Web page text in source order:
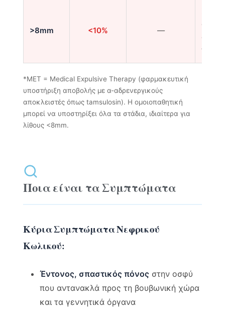
>8mm <10% —
*MET = Medical Expulsive Therapy (φαρμακευτική
υποστήριξη αποβολής με α-αδρενεργικούς
αποκλειστές όπως tamsulosin). Η ομοιοπαθητική
μπορεί να υποστηρίξει όλα τα στάδια, ιδιαίτερα για
λίθους <8mm.
Ποια είναι τα Συμπτώματα
Κύρια Συμπτώματα Νεφρικού
Κωλικού:
Έντονος, σπαστικός πόνος στην οσφύ
που αντανακλά προς τη βουβωνική χώρα
και τα γεννητικά όργανα